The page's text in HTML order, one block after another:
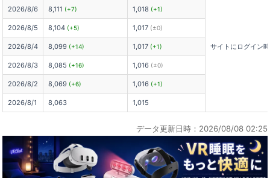
サイトにログイン
2026/8/6 8,111 (+7) 1,018 (+1)
2026/8/5 8,104 (+5) 1,017 (±0)
2026/8/4 8,099 (+14) 1,017 (+1)
2026/8/3 8,085 (+16) 1,016 (±0)
2026/8/2 8,069 (+6) 1,016 (+1)
2026/8/1 8,063 1,015
データ更新日時：2026/08/08 02:25